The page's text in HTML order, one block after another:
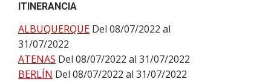
ITINERANCIA
ALBUQUERQUE Del 08/07/2022 al
31/07/2022
ATENAS Del 08/07/2022 al 31/07/2022
BERLÍN Del 08/07/2022 al 31/07/2022